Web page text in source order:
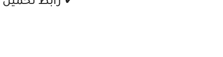
✔ رابط تحميل